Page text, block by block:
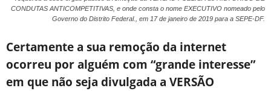
CONDUTAS ANTICOMPETITIVAS, e onde consta o nome EXECUTIVO nomeado pelo
Governo do Distrito Federal., em 17 de janeiro de 2019 para a SEPE-DF.
Certamente a sua remoção da internet
ocorreu por alguém com “grande interesse”
em que não seja divulgada a VERSÃO